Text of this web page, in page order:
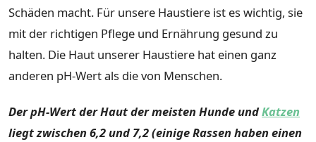
Schäden macht. Für unsere Haustiere ist es wichtig, sie
mit der richtigen Pflege und Ernährung gesund zu
halten. Die Haut unserer Haustiere hat einen ganz
anderen pH-Wert als die von Menschen.
Der pH-Wert der Haut der meisten Hunde undKatzen
liegt zwischen 6,2 und 7,2 (einige Rassen haben einen